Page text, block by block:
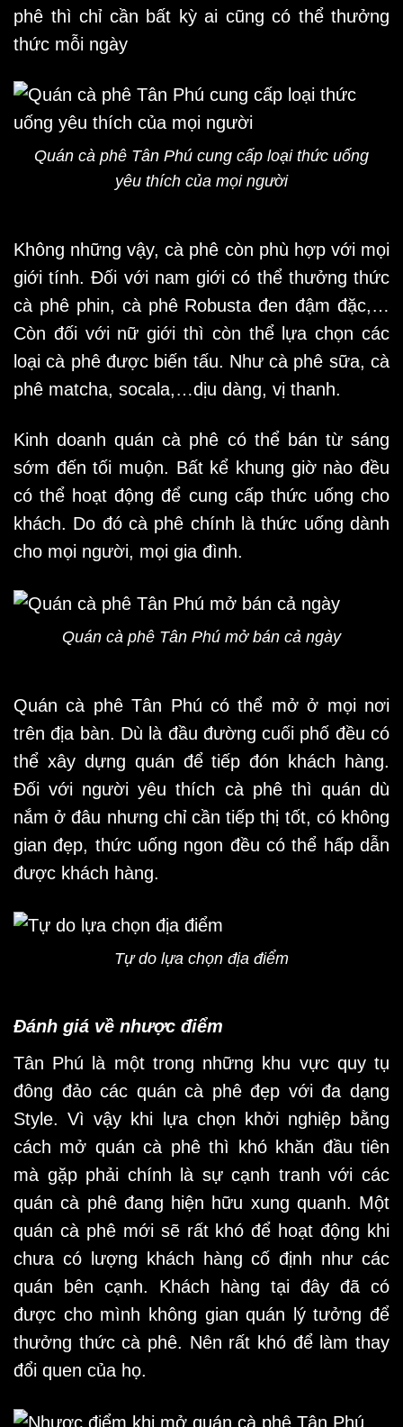
phê thì chỉ cần bất kỳ ai cũng có thể thưởng
thức mỗi ngày
Quán cà phê Tân Phú cung cấp loại thức uống
yêu thích của mọi người
Không những vậy, cà phê còn phù hợp với mọi
giới tính. Đối với nam giới có thể thưởng thức
cà phê phin, cà phê Robusta đen đậm đặc,…
Còn đối với nữ giới thì còn thể lựa chọn các
loại cà phê được biến tấu. Như cà phê sữa, cà
phê matcha, socala,…dịu dàng, vị thanh.
Kinh doanh quán cà phê có thể bán từ sáng
sớm đến tối muộn. Bất kể khung giờ nào đều
có thể hoạt động để cung cấp thức uống cho
khách. Do đó cà phê chính là thức uống dành
cho mọi người, mọi gia đình.
Quán cà phê Tân Phú mở bán cả ngày
Quán cà phê Tân Phú có thể mở ở mọi nơi
trên địa bàn. Dù là đầu đường cuối phố đều có
thể xây dựng quán để tiếp đón khách hàng.
Đối với người yêu thích cà phê thì quán dù
nắm ở đâu nhưng chỉ cần tiếp thị tốt, có không
gian đẹp, thức uống ngon đều có thể hấp dẫn
được khách hàng.
Tự do lựa chọn địa điểm
Đánh giá về nhược điểm
Tân Phú là một trong những khu vực quy tụ
đông đảo các quán cà phê đẹp với đa dạng
Style. Vì vậy khi lựa chọn khởi nghiệp bằng
cách mở quán cà phêthì khó khăn đầu tiên
mà gặp phải chính là sự cạnh tranh với các
quán cà phê đang hiện hữu xung quanh. Một
quán cà phê mới sẽ rất khó để hoạt động khi
chưa có lượng khách hàng cố định như các
quán bên cạnh. Khách hàng tại đây đã có
được cho mình không gian quán lý tưởng để
thưởng thức cà phê. Nên rất khó để làm thay
đổi quen của họ.